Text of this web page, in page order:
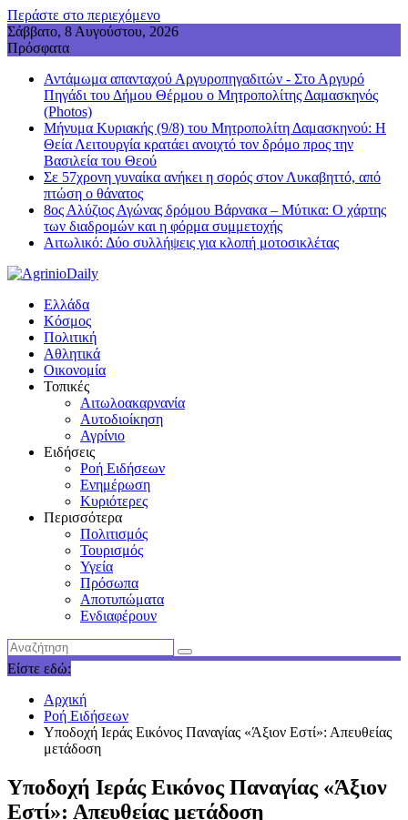
Περάστε στο περιεχόμενο
Σάββατο, 8 Αυγούστου, 2026
Πρόσφατα
Αντάμωμα απανταχού Αργυροπηγαδιτών - Στο Αργυρό
Πηγάδι του Δήμου Θέρμου ο Μητροπολίτης Δαμασκηνός
(Photos)
Μήνυμα Κυριακής (9/8) του Μητροπολίτη Δαμασκηνού: Η
Θεία Λειτουργία κρατάει ανοιχτό τον δρόμο προς την
Βασιλεία του Θεού
Σε 57χρονη γυναίκα ανήκει η σορός στον Λυκαβηττό, από
πτώση ο θάνατος
8ος Αλύζιος Αγώνας δρόμου Βάρνακα – Μύτικα: Ο χάρτης
των διαδρομών και η φόρμα συμμετοχής
Aιτωλικό: Δύο συλλήψεις για κλοπή μοτοσικλέτας
Ελλάδα
Κόσμος
Πολιτική
Αθλητικά
Οικονομία
Τοπικές
Αιτωλοακαρνανία
Αυτοδιοίκηση
Αγρίνιο
Ειδήσεις
Ροή Ειδήσεων
Ενημέρωση
Κυριότερες
Περισσότερα
Πολιτισμός
Τουρισμός
Υγεία
Πρόσωπα
Αποτυπώματα
Ενδιαφέρουν
Είστε εδώ:
Αρχική
Ροή Ειδήσεων
Υποδοχή Ιεράς Εικόνος Παναγίας «Άξιον Εστί»: Απευθείας
μετάδοση
Υποδοχή Ιεράς Εικόνος Παναγίας «Άξιον
Εστί»: Απευθείας μετάδοση